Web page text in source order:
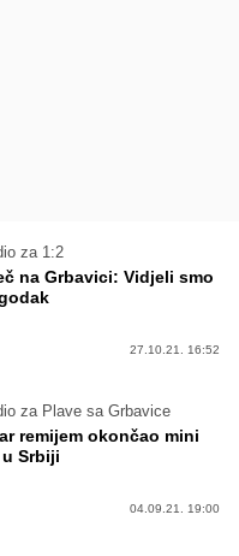
za 1:2
na Grbavici: Vidjeli smo
27.10.21. 16:52
za Plave sa Grbavice
remijem okončao mini
Srbiji
04.09.21. 19:00